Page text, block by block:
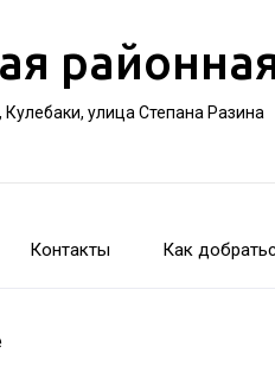
улица Степана Разина
Контакты Как